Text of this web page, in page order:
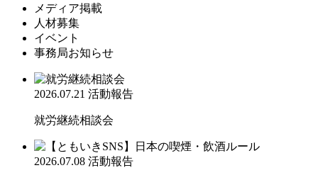
メディア掲載
人材募集
イベント
事務局お知らせ
2026.07.21 活動報告
就労継続相談会
2026.07.08 活動報告